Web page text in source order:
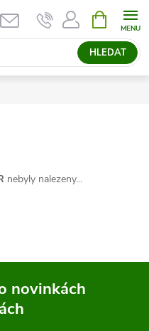
HLEDAT
NÁKUPNÍ
KOŠÍK
nebyly nalezeny...
novinkách